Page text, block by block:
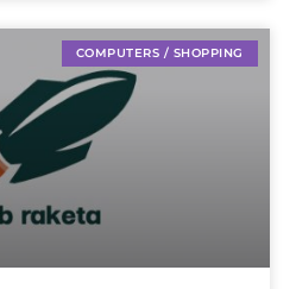
COMPUTERS / SHOPPING